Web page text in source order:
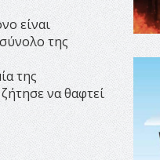
είναι
της
της
να θαφτεί